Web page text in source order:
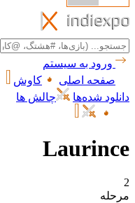
ورود به سیستم
صفحه اصلی
کاوش
دانلود شده‌ها
چالش ها
Laurince
2
مرحله